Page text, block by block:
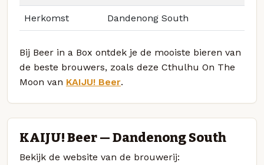
Herkomst Dandenong South
Bij Beer in a Box ontdek je de mooiste bieren van
de beste brouwers, zoals deze Cthulhu On The
Moon van KAIJU! Beer.
KAIJU! Beer — Dandenong South
Bekijk de website van de brouwerij: